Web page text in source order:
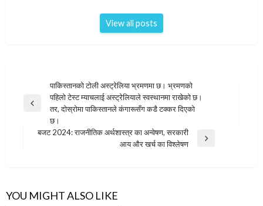
View all posts
नेविगेशन
Previous
पाकिस्तानको टोली अस्ट्रेलिया भ्रमणमा छ। भ्रमणको
पहिलो टेस्ट म्याचलाई अस्ट्रेलियाले स्वस्थानमा राखेको छ।
तर, दोस्रोमा पाकिस्तानले कंगारूसँग कडै टक्कर दिएको
छ।
बजट 2024: राजनीतिक अर्थशास्त्र का अन्वेषण, सरकारी
आय और खर्च का विश्लेषण
YOU MIGHT ALSO LIKE